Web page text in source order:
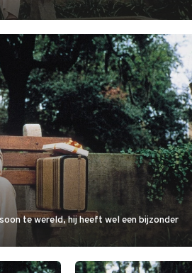
te wereld, hij heeft wel een bijzonder